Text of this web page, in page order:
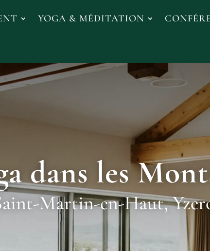
YOGA & MÉDITATION
dans les
Martin-en-Haut,